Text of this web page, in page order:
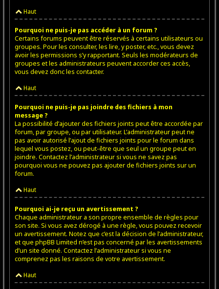
Haut
Pourquoi ne puis-je pas accéder à un forum ?
Certains forums peuvent être réservés à certains utilisateurs ou
groupes. Pour les consulter, les lire, y poster, etc., vous devez
avoir les permissions s’y rapportant. Seuls les modérateurs de
groupes et les administrateurs peuvent accorder ces accès,
vous devez donc les contacter.
Haut
Pourquoi ne puis-je pas joindre des fichiers à mon
message ?
La possibilité d’ajouter des fichiers joints peut être accordée par
forum, par groupe, ou par utilisateur. L’administrateur peut ne
pas avoir autorisé l’ajout de fichiers joints pour le forum dans
lequel vous postez, ou peut-être que seul un groupe peut en
joindre. Contactez l’administrateur si vous ne savez pas
pourquoi vous ne pouvez pas ajouter de fichiers joints sur un
forum.
Haut
Pourquoi ai-je reçu un avertissement ?
Chaque administrateur a son propre ensemble de règles pour
son site. Si vous avez dérogé à une règle, vous pouvez recevoir
un avertissement. Notez que c’est la décision de l’administrateur,
et que phpBB Limited n’est pas concerné par les avertissements
d’un site donné. Contactez l’administrateur si vous ne
comprenez pas les raisons de votre avertissement.
Haut